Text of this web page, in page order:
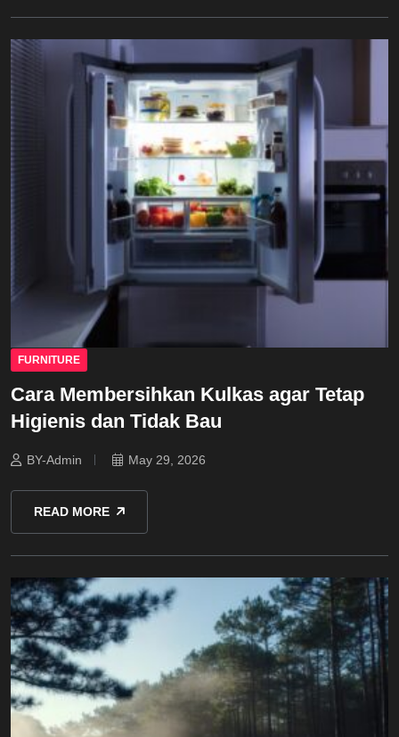
FURNITURE
Cara Membersihkan Kulkas agar Tetap
Higienis dan Tidak Bau
BY-Admin May 29, 2026
READ MORE